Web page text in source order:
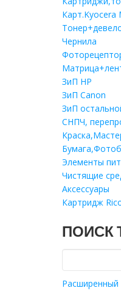
Карт.Kyocera
Чернила
ЗиП HP
ЗиП Саnon
ЗиП
СНПЧ,
Элементы
Чистящие
Аксессуары
Картридж
ПОИСК
Расширенный